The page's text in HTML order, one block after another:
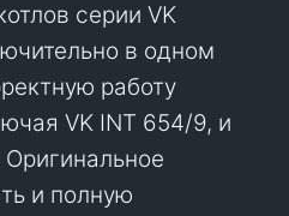
серии VK
в одном
работу
VK INT 654/9, и
Оригинальное
и полную